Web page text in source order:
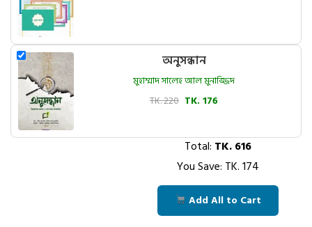
অনুসন্ধান
মুহাম্মাদ সালেহ আল মুনাজ্জিদ
TK. 220 TK. 176
Total: TK.616
You Save: TK.174
Add All to Cart